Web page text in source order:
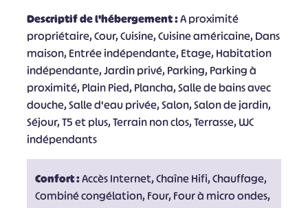
Descriptif de l'hébergement :A proximité
propriétaire, Cour, Cuisine, Cuisine américaine, Dans
maison, Entrée indépendante, Etage, Habitation
indépendante, Jardin privé, Parking, Parking à
proximité, Plain Pied, Plancha, Salle de bains avec
douche, Salle d'eau privée, Salon, Salon de jardin,
Séjour, T5 et plus, Terrain non clos, Terrasse, WC
indépendants
Confort :Accès Internet, Chaîne Hifi, Chauffage,
Combiné congélation, Four, Four à micro ondes,